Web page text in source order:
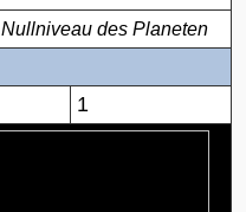
Nullniveau des Planeten
1